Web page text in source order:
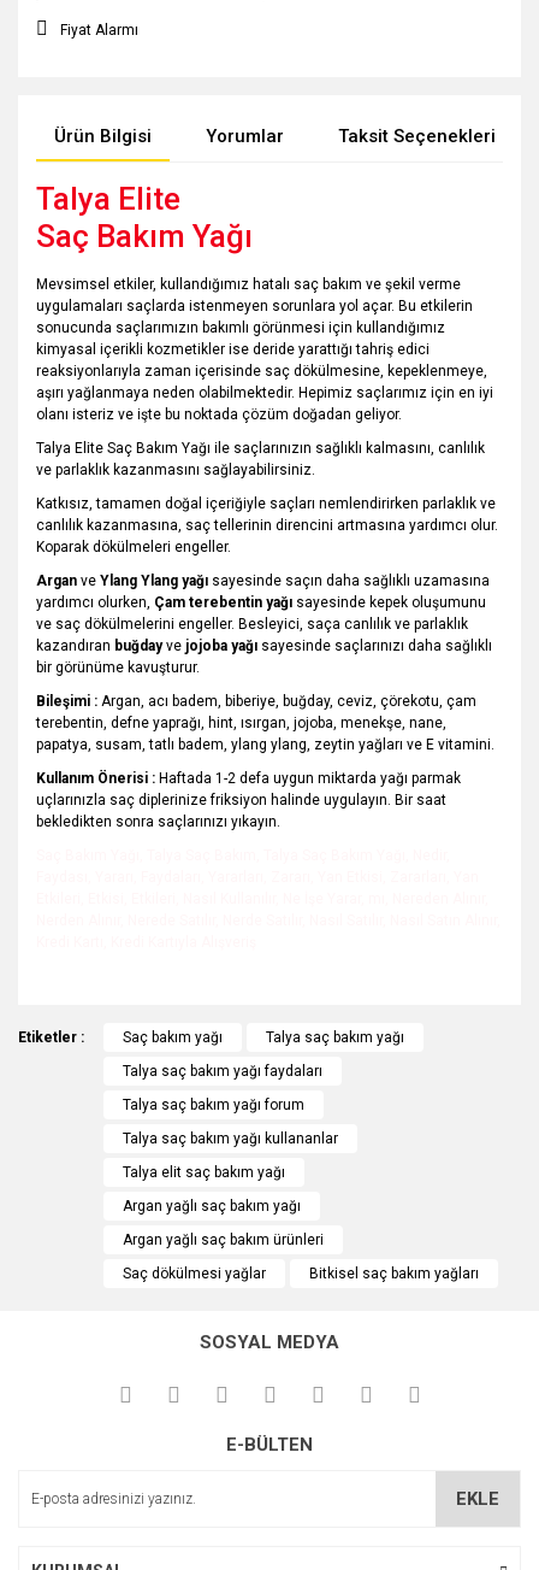
Fiyat Alarmı
Ürün Bilgisi Yorumlar Taksit Seçenekleri
Talya Elite
Saç Bakım Yağı
Mevsimsel etkiler, kullandığımız hatalı saç bakım ve şekil verme
uygulamaları saçlarda istenmeyen sorunlara yol açar. Bu etkilerin
sonucunda saçlarımızın bakımlı görünmesi için kullandığımız
kimyasal içerikli kozmetikler ise deride yarattığı tahriş edici
reaksiyonlarıyla zaman içerisinde saç dökülmesine, kepeklenmeye,
aşırı yağlanmaya neden olabilmektedir. Hepimiz saçlarımız için en iyi
olanı isteriz ve işte bu noktada çözüm doğadan geliyor.
Talya Elite Saç Bakım Yağı ile saçlarınızın sağlıklı kalmasını, canlılık
ve parlaklık kazanmasını sağlayabilirsiniz.
Katkısız, tamamen doğal içeriğiyle saçları nemlendirirken parlaklık ve
canlılık kazanmasına, saç tellerinin direncini artmasına yardımcı olur.
Koparak dökülmeleri engeller.
Argan ve Ylang Ylang yağı sayesinde saçın daha sağlıklı uzamasına
yardımcı olurken, Çam terebentin yağı sayesinde kepek oluşumunu
ve saç dökülmelerini engeller. Besleyici, saça canlılık ve parlaklık
kazandıran buğdayve jojoba yağı sayesinde saçlarınızı daha sağlıklı
bir görünüme kavuşturur.
Bileşimi : Argan, acı badem, biberiye, buğday, ceviz, çörekotu, çam
terebentin, defne yaprağı, hint, ısırgan, jojoba, menekşe, nane,
papatya, susam, tatlı badem, ylang ylang, zeytin yağları ve E vitamini.
Kullanım Önerisi : Haftada 1-2 defa uygun miktarda yağı parmak
uçlarınızla saç diplerinize friksiyon halinde uygulayın. Bir saat
bekledikten sonra saçlarınızı yıkayın.
Bu ürüne ilk yorumu siz yapın!
konularda yetersiz gördüğünüz noktaları öneri formunu
kullanarak tarafımıza iletebilirsiniz.
Görüş ve önerileriniz için teşekkür ederiz.
Ürün resmi kalitesiz, bozuk veya görüntülenemiyor.
Ürün açıklamasında eksik bilgiler bulunuyor.
Ürün bilgilerinde hatalar bulunuyor.
Ürün fiyatı diğer sitelerden daha pahalı.
Bu ürüne benzer farklı alternatifler olmalı.
Gönder
Etiketler : Saç bakım yağı
Talya saç bakım yağı
Talya saç bakım yağı faydaları
Talya saç bakım yağı forum
Talya saç bakım yağı kullananlar
Talya elit saç bakım yağı
Argan yağlı saç bakım yağı
Argan yağlı saç bakım ürünleri
Saç dökülmesi yağlar
Bitkisel saç bakım yağları
SOSYAL MEDYA
E-BÜLTEN
EKLE